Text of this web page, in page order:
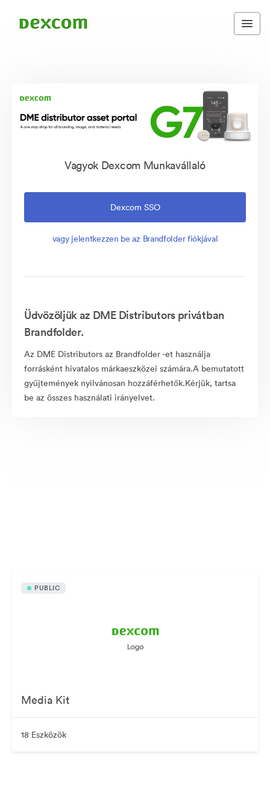
Vagyok Dexcom Munkavállaló
Dexcom SSO
vagy jelentkezzen be az Brandfolder fiókjával
Üdvözöljük az DME Distributors privátban
Brandfolder.
Az DME Distributors az Brandfolder -et használja
forrásként hivatalos márkaeszközei számára.A bemutatott
gyűjtemények nyilvánosan hozzáférhetők.Kérjük, tartsa
be az összes használati irányelvet.
PUBLIC
Media Kit
18 Eszközök